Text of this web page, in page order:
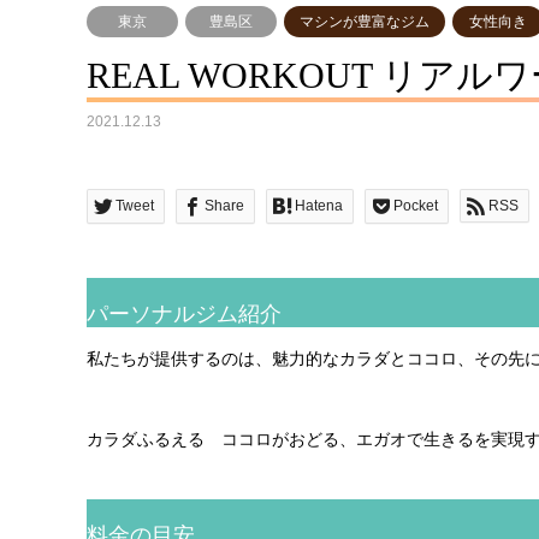
東京 豊島区 マシンが豊富なジム 女性向き
REAL WORKOUT リアル
2021.12.13
Tweet Share Hatena Pocket RSS
パーソナルジム紹介
私たちが提供するのは、魅力的なカラダとココロ、その先
カラダふるえる ココロがおどる、エガオで生きるを実現